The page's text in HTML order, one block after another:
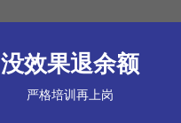
没效果退余额
严格培训再上岗